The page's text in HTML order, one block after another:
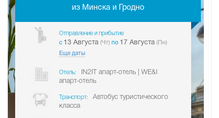
из Минска и Гродно
Отправление и прибытие
c 13 Августа (Чт) по 17 Августа (Пн)
Еще даты
Отель:
IN2IT апарт-отель | WE&I
апарт-отель
Транспорт:
Автобус туристического
класса